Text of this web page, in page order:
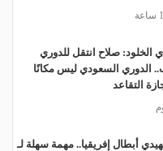
الخلود: صلاح انتقل للدوري
الدوري السعودي ليس مكانًا
التقاعد
أبطال إفريقيا.. مهمة سهلة لـ